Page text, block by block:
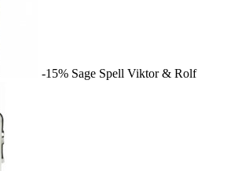
-15% Sage Spell Viktor & Rolf